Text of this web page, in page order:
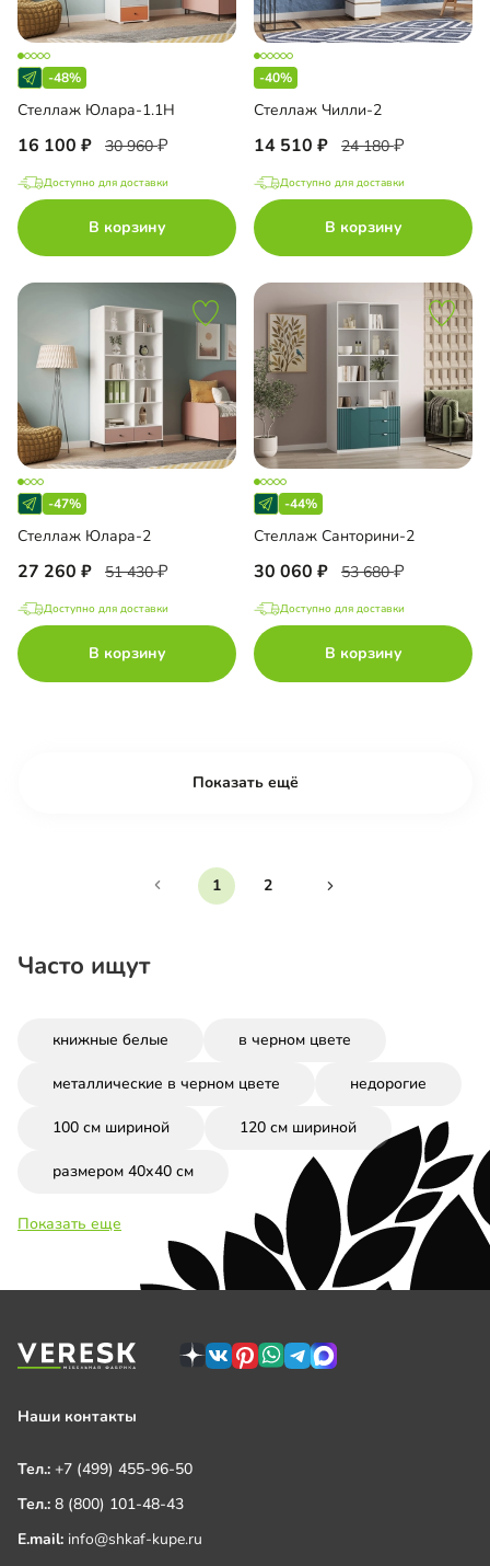
-48%
Стеллаж Юлара-1.1Н
16 100 30 960
Доступно для доставки
В корзину
-40%
Стеллаж Чилли-2
14 510 24 180
Доступно для доставки
В корзину
-47%
Стеллаж Юлара-2
27 260 51 430
Доступно для доставки
В корзину
-44%
Стеллаж Санторини-2
30 060 53 680
Доступно для доставки
В корзину
Показать ещё
1 2
Часто ищут
книжные белые в черном цвете
металлические в черном цвете недорогие
100 см шириной 120 см шириной
размером 40х40 см
Показать еще
Наши контакты
Тел.: +7 (499) 455-96-50
Тел.: 8 (800) 101-48-43
E.mail: info@shkaf-kupe.ru